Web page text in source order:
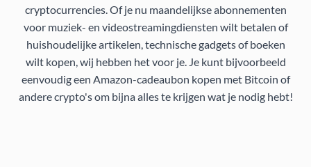
cryptocurrencies. Of je nu maandelijkse abonnementen
voor muziek- en videostreamingdiensten wilt betalen of
huishoudelijke artikelen, technische gadgets of boeken
wilt kopen, wij hebben het voor je. Je kunt bijvoorbeeld
eenvoudig een Amazon-cadeaubon kopen met Bitcoin of
andere crypto's om bijna alles te krijgen wat je nodig hebt!